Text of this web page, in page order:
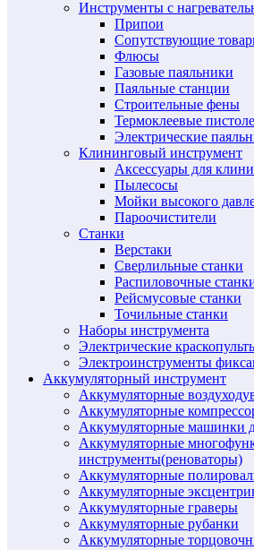
Инструменты с
Припои
Сопутствующие
Флюсы
Газовые паяльники
Паяльные станции
Строительные фены
Термоклеевые
Электрические
Клининговый инструмент
Аксессуары для
Пылесосы
Мойки высокого
Пароочистители
Станки
Верстаки
Сверлильные станки
Распиловочные
Рейсмусовые станки
Точильные станки
Наборы инструмента
Электрические
Электроинструменты
Аккумуляторный инструмент
Аккумуляторные
Аккумуляторные
Аккумуляторные машинки
Аккумуляторные
инструменты(реноваторы)
Аккумуляторные
Аккумуляторные
Аккумуляторные граверы
Аккумуляторные рубанки
Аккумуляторные